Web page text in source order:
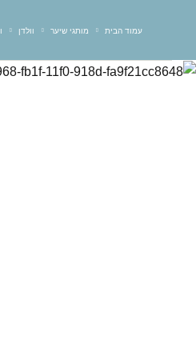
עמוד הבית מותגי שיער וולדן